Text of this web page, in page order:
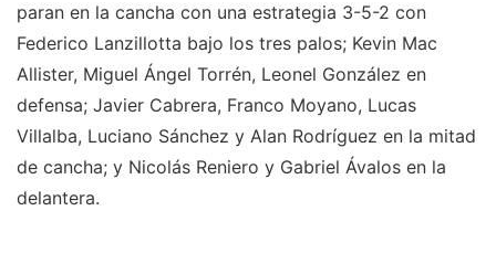
paran en la cancha con una estrategia 3-5-2 con
Federico Lanzillotta bajo los tres palos; Kevin Mac
Allister, Miguel Ángel Torrén, Leonel González en
defensa; Javier Cabrera, Franco Moyano, Lucas
Villalba, Luciano Sánchez y Alan Rodríguez en la mitad
de cancha; y Nicolás Reniero y Gabriel Ávalos en la
delantera.